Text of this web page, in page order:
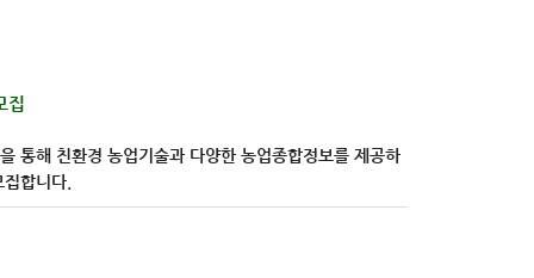
집
통해 친환경 농업기술과 다양한 농업종합정보를 제공하
합니다.